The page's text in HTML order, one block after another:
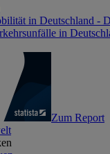
in Deutschland -
in
Zum Report